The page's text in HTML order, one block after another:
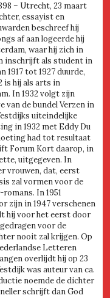
– Utrecht, 23 maart
essayist en
beschreef hij
af aan logeerde hij
waar hij zich in
inschrijft als student in
1917 tot 1927 duurde,
is hij als arts in
In 1932 volgt zijn
van de bundel Verzen in
uiteindelijke
in 1932 met Eddy Du
had tot resultaat
Forum Kort daarop, in
uitgegeven. In
vrouwen, dat, eerst
zal vormen voor de
In 1951
zijn in 1947 verschenen
hij voor het eerst door
voor de
nooit zal krijgen. Op
Letteren
overlijdt hij op 23
was auteur van ca.
noemde de dichter
schrijft dan God